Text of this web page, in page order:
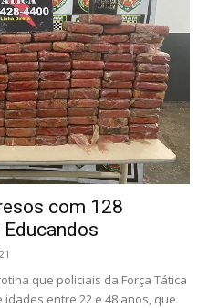
com 128
que policiais da Força Tática
entre 22 e 48 anos, que